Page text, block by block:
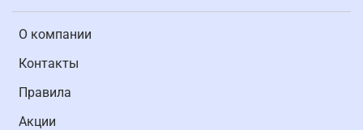
О компании
Контакты
Правила
Акции